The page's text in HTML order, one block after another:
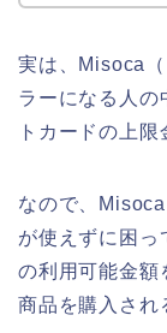
実は、Misoca
ラーになる人の
トカードの上
なので、
が使えずに困っ
の利用可能金額
商品を購入され